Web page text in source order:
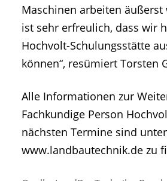
Maschinen arbeiten äußerst
ist sehr erfreulich, dass wir
Hochvolt-Schulungsstätte
können“, resümiert Torsten
Alle Informationen zur
Fachkundige Person
nächsten Termine sind unter
www.landbautechnik.de zu